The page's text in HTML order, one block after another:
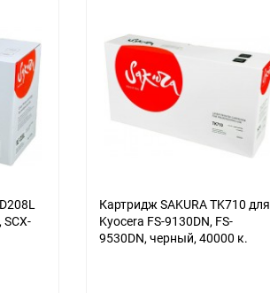
Картридж SAKURA TK710 для
Kyocera FS-9130DN, FS-
9530DN, черный, 40000 к.